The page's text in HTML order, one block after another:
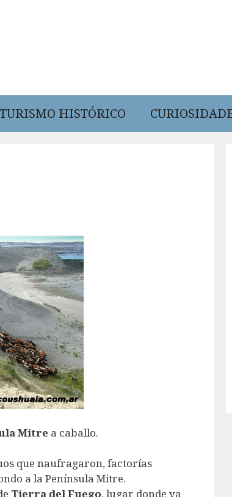
TURISMO HISTÓRICO
Mitre a caballo.
que naufragaron, factorías
a la Península Mitre.
Tierra del Fuego, lugar donde ya